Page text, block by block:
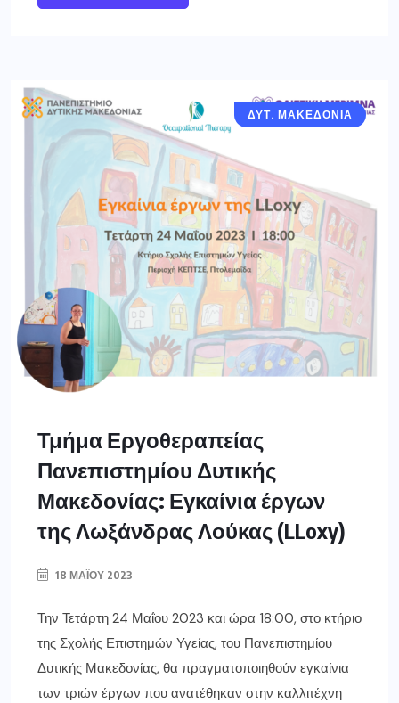
ΔΥΤ. ΜΑΚΕΔΟΝΙΑ
Τμήμα Εργοθεραπείας
Πανεπιστημίου Δυτικής
Μακεδονίας: Εγκαίνια έργων
της Λωξάνδρας Λούκας (LLoxy)
18 ΜΑΪ́ΟΥ 2023
Την Τετάρτη 24 Μαΐου 2023 και ώρα 18:00, στο κτήριο
της Σχολής Επιστημών Υγείας, του Πανεπιστημίου
Δυτικής Μακεδονίας, θα πραγματοποιηθούν εγκαίνια
των τριών έργων που ανατέθηκαν στην καλλιτέχνη